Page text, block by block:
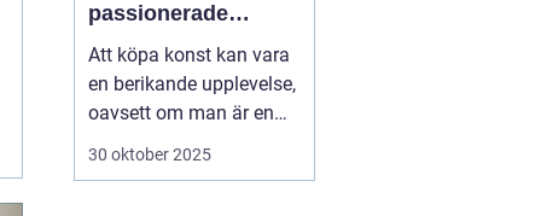
passionerade
samlare och
nybörjare
Att köpa konst kan vara
en berikande upplevelse,
oavsett om man är en
passionerad samlare
30 oktober 2025